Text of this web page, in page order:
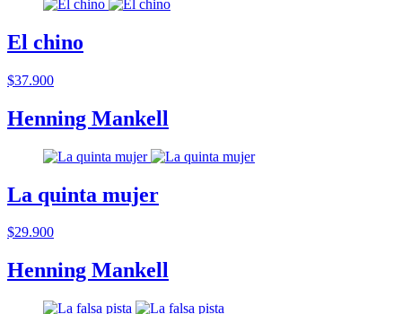
El chino
$37.900
Henning Mankell
La quinta mujer
$29.900
Henning Mankell